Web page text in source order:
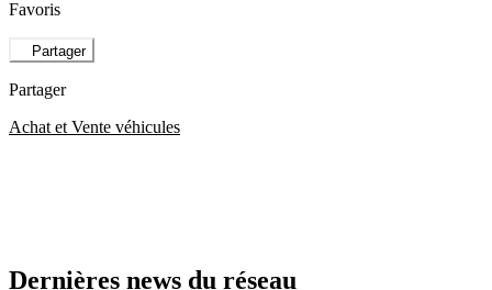
Favoris
Partager
Partager
Achat et Vente véhicules
Dernières news du réseau